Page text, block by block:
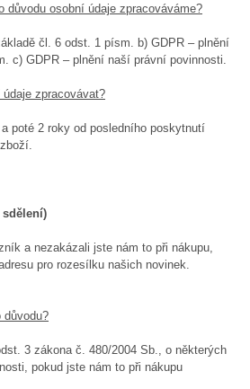
důvodu osobní údaje zpracováváme?
čl. 6 odst. 1 písm. b) GDPR – plnění
c) GDPR – plnění naší právní povinnosti.
zpracovávat?
poté 2 roky od posledního poskytnutí
sdělení)
a nezakázali jste nám to při nákupu,
pro rozesílku našich novinek.
důvodu?
3 zákona č. 480/2004 Sb., o některých
pokud jste nám to při nákupu